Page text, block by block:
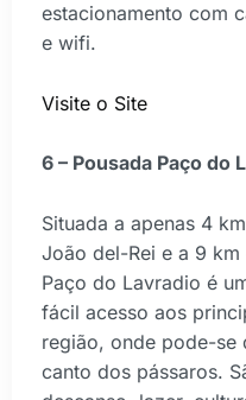
estacionamento com
e wifi.
Visite o Site
6 – Pousada Paço do
Situada a apenas 4
João del-Rei e a 9 km
Paço do Lavradio é
fácil acesso aos
região, onde pode-se
canto dos pássaros.